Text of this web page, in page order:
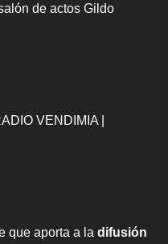
de actos Gildo
VENDIMIA |
que aporta a la difusión